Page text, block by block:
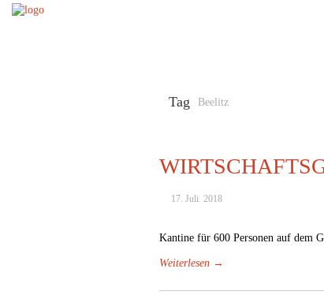
Tag Beelitz
17. Juli. 2018
Kantine für 600 Personen auf dem
Weiterlesen →